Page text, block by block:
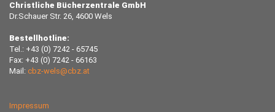
Christliche Bücherzentrale GmbH
Dr.Schauer Str. 26, 4600 Wels
Bestellhotline:
Tel.: +43 (0) 7242 - 65745
Fax: +43 (0) 7242 - 66163
Mail: cbz-wels@cbz.at
Impressum